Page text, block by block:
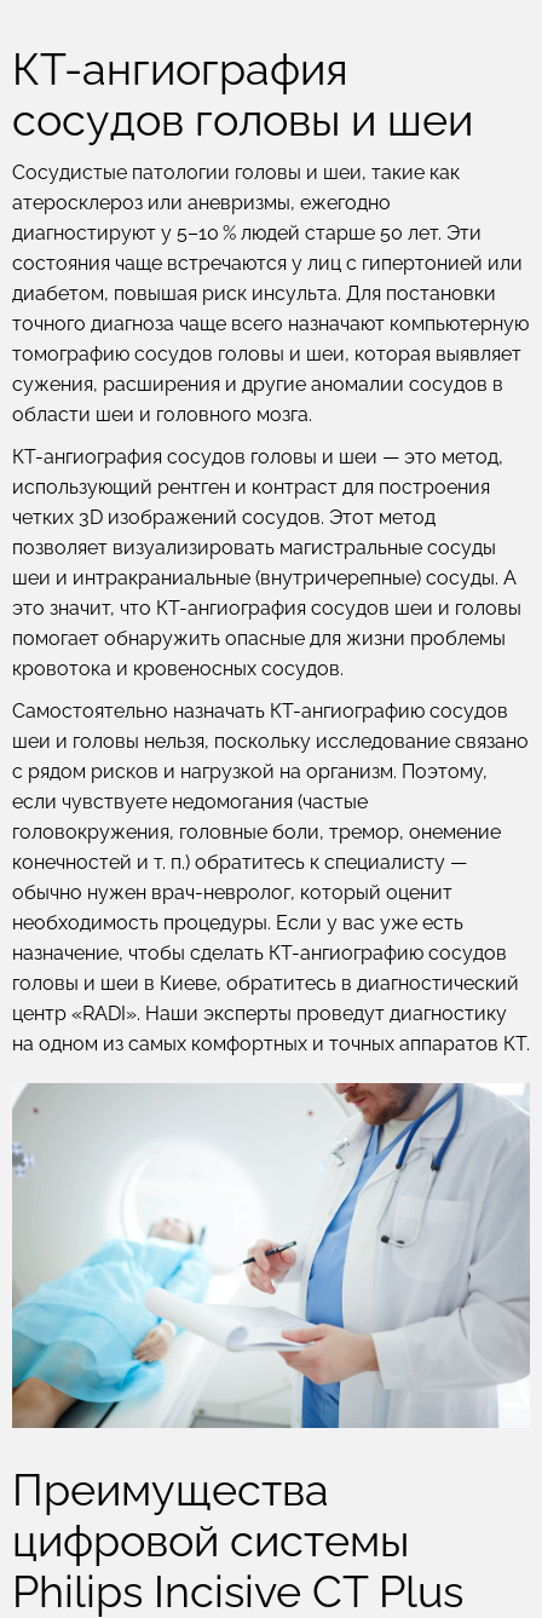
КТ-ангиография
сосудов головы и шеи
Сосудистые патологии головы и шеи, такие как
атеросклероз или аневризмы, ежегодно
диагностируют у 5–10 % людей старше 50 лет. Эти
состояния чаще встречаются у лиц с гипертонией или
диабетом, повышая риск инсульта. Для постановки
точного диагноза чаще всего назначают компьютерную
томографию сосудов головы и шеи, которая выявляет
сужения, расширения и другие аномалии сосудов в
области шеи и головного мозга.
КТ-ангиография сосудов головы и шеи — это метод,
использующий рентген и контраст для построения
четких 3D изображений сосудов. Этот метод
позволяет визуализировать магистральные сосуды
шеи и интракраниальные (внутричерепные) сосуды. А
это значит, что КТ-ангиография сосудов шеи и головы
помогает обнаружить опасные для жизни проблемы
кровотока и кровеносных сосудов.
Самостоятельно назначать КТ-ангиографию сосудов
шеи и головы нельзя, поскольку исследование связано
с рядом рисков и нагрузкой на организм. Поэтому,
если чувствуете недомогания (частые
головокружения, головные боли, тремор, онемение
конечностей и т. п.) обратитесь к специалисту —
обычно нужен врач-невролог, который оценит
необходимость процедуры. Если у вас уже есть
назначение, чтобы сделать КТ-ангиографию сосудов
головы и шеи в Киеве, обратитесь в диагностический
центр «RADI». Наши эксперты проведут диагностику
на одном из самых комфортных и точных аппаратов КТ.
Преимущества
цифровой системы
Philips Incisive CT Plus